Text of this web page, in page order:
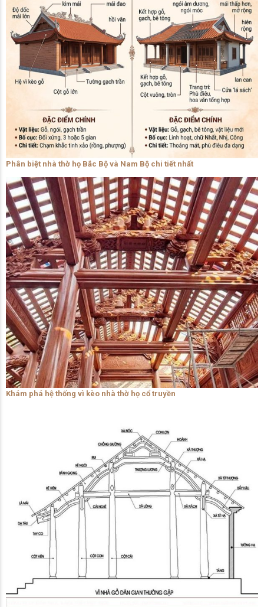
Phân biệt nhà thờ họ Bắc Bộ và Nam Bộ chi tiết nhất
Khám phá hệ thống vì kèo nhà thờ họ cổ truyền